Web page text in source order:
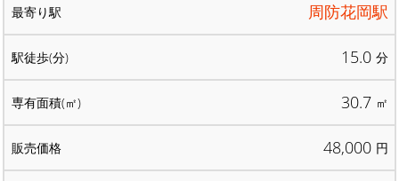
周防花岡駅
15.0 分
30.7 ㎡
48,000 円